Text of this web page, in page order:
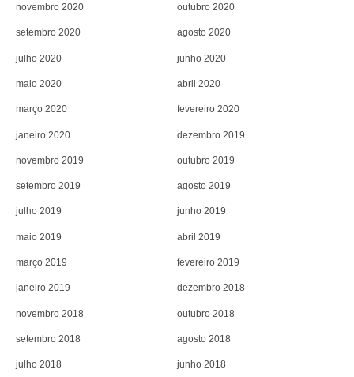
novembro 2020 outubro 2020
setembro 2020 agosto 2020
julho 2020 junho 2020
maio 2020 abril 2020
março 2020 fevereiro 2020
janeiro 2020 dezembro 2019
novembro 2019 outubro 2019
setembro 2019 agosto 2019
julho 2019 junho 2019
maio 2019 abril 2019
março 2019 fevereiro 2019
janeiro 2019 dezembro 2018
novembro 2018 outubro 2018
setembro 2018 agosto 2018
julho 2018 junho 2018